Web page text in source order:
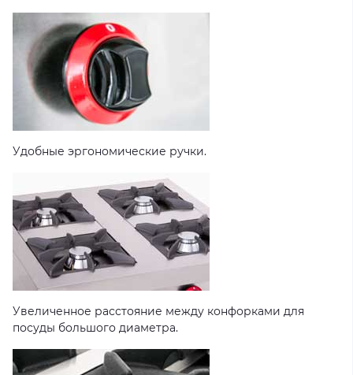
Удобные эргономические ручки.
Увеличенное расстояние между конфорками для
посуды большого диаметра.